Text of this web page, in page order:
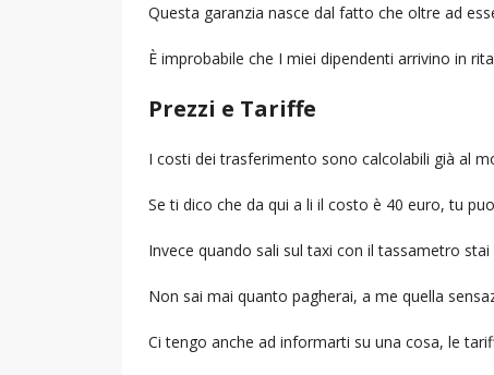
Questa garanzia nasce dal fatto che oltre ad
È improbabile che I miei dipendenti arrivino in
Prezzi e Tariffe
I costi dei trasferimento sono calcolabili già al
Se ti dico che da qui a li il costo è 40 euro, tu
Invece quando sali sul taxi con il tassametro
Non sai mai quanto pagherai, a me quella
Ci tengo anche ad informarti su una cosa, le